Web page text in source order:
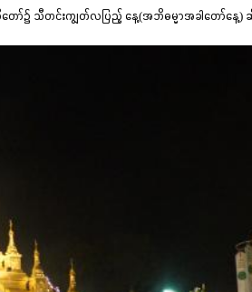
ော်၌ သီတင်းကျွတ်လပြည့် နေ့(အဘိဓမ္မာအခါတော်နေ့)